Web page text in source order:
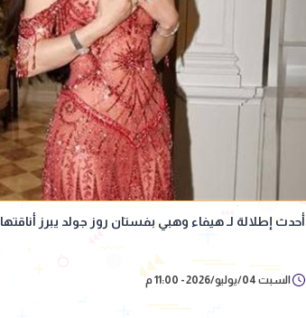
أحدث إطلالة لـ هيفاء وهبي بفستان روز جولد يبرز أناقتها
السبت 04/يوليو/2026 - 11:00 م